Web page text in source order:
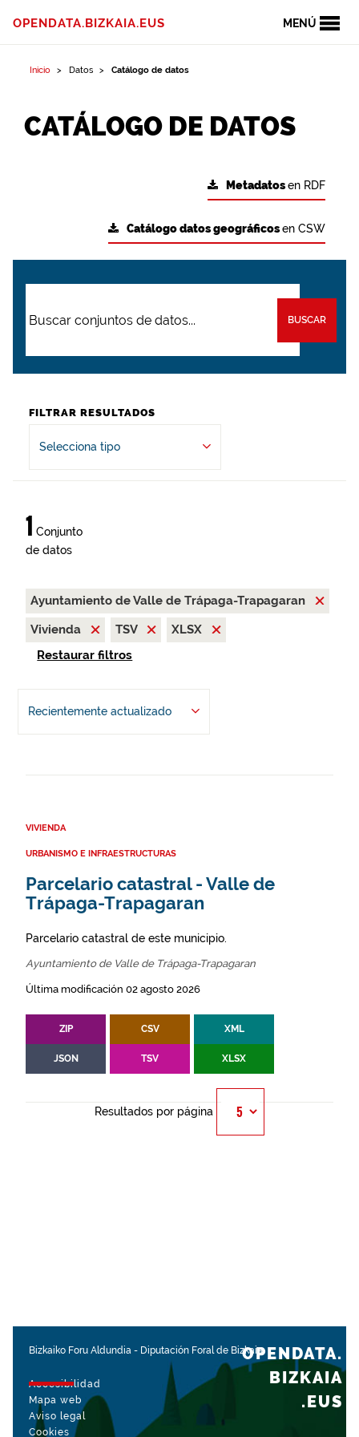
MENÚ
OPENDATA.BIZKAIA.EUS
Inicio Datos Catálogo de datos
CATÁLOGO DE DATOS
Metadatosen RDF
Catálogo datos geográficosen CSW
BUSCAR
FILTRAR RESULTADOS
Selecciona tipo
1 Conjunto
de datos
Ayuntamiento de Valle de Trápaga-Trapagaran
Vivienda
TSV
XLSX
Restaurar filtros
Recientemente actualizado
VIVIENDA
URBANISMO E INFRAESTRUCTURAS
Parcelario catastral - Valle de
Trápaga-Trapagaran
Parcelario catastral de este municipio.
Ayuntamiento de Valle de Trápaga-Trapagaran
Última modificación 02 agosto 2026
ZIP CSV XML
JSON TSV XLSX
Resultados por página
Bizkaiko Foru Aldundia - Diputación Foral de Bizkaia
Accesibilidad
Mapa web
Aviso legal
Cookies
OPENDATA.
BIZKAIA
.EUS